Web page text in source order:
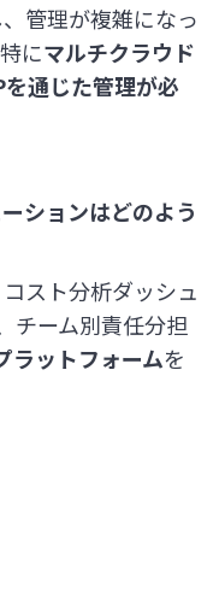
管理が複雑になっ
にマルチクラウド
を通じた管理が必
ションはどのよう
スト分析ダッシュ
チーム別責任分担
ラットフォームを